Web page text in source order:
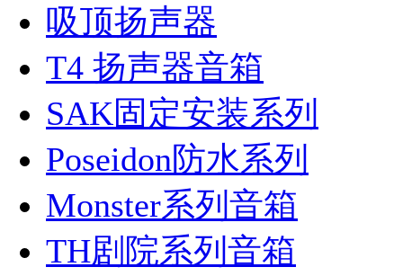
吸顶扬声器
T4 扬声器音箱
SAK固定安装系列
Poseidon防水系列
Monster系列音箱
TH剧院系列音箱